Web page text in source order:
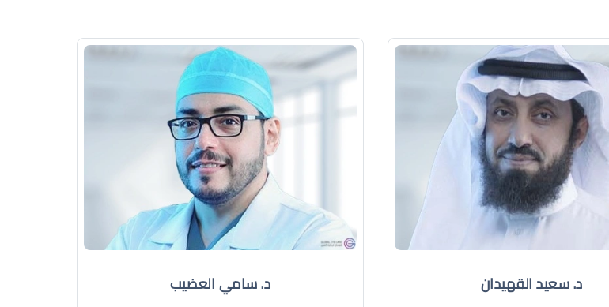
د. سعيد القهيدان د. سامي العضيب